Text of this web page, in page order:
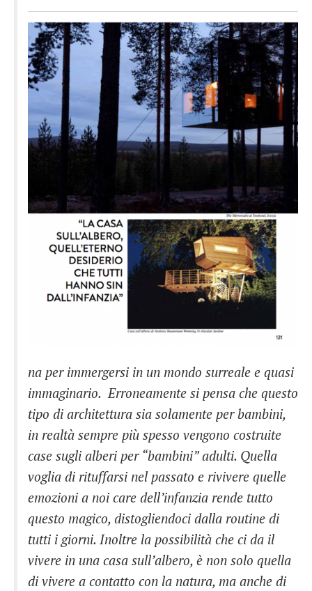
na per immergersi in un mondo surreale e quasi
immaginario.Erroneamente si pensa che questo
tipo di architettura sia solamente per bambini,
in realtà sempre più spesso vengono costruite
case sugli alberi per “bambini” adulti. Quella
voglia di rituffarsi nel passato e rivivere quelle
emozioni a noi care dell’infanzia rende tutto
questo magico, distogliendoci dalla routine di
tutti i giorni. Inoltre la possibilità che ci da il
vivere in una casa sull’albero, è non solo quella
di vivere a contatto con la natura, ma anche di